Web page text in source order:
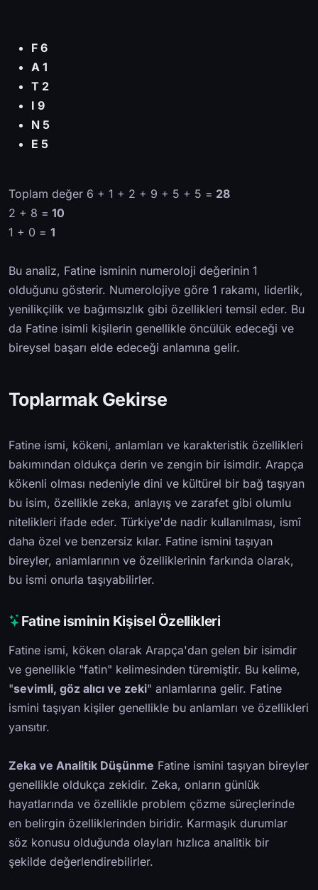
F 6
A 1
T 2
I 9
N 5
E 5
Toplam değer 6 + 1 + 2 + 9 + 5 + 5 = 28
2 + 8 = 10
1 + 0 = 1
Bu analiz, Fatine isminin numeroloji değerinin 1
olduğunu gösterir. Numerolojiye göre 1 rakamı, liderlik,
yenilikçilik ve bağımsızlık gibi özellikleri temsil eder. Bu
da Fatine isimli kişilerin genellikle öncülük edeceği ve
bireysel başarı elde edeceği anlamına gelir.
Toplarmak Gekirse
Fatine ismi, kökeni, anlamları ve karakteristik özellikleri
bakımından oldukça derin ve zengin bir isimdir. Arapça
kökenli olması nedeniyle dini ve kültürel bir bağ taşıyan
bu isim, özellikle zeka, anlayış ve zarafet gibi olumlu
nitelikleri ifade eder. Türkiye'de nadir kullanılması, ismî
daha özel ve benzersiz kılar. Fatine ismini taşıyan
bireyler, anlamlarının ve özelliklerinin farkında olarak,
bu ismi onurla taşıyabilirler.
Fatine isminin Kişisel Özellikleri
Fatine ismi, köken olarak Arapça'dan gelen bir isimdir
ve genellikle "fatin" kelimesinden türemiştir. Bu kelime,
"sevimli, göz alıcı ve zeki" anlamlarına gelir. Fatine
ismini taşıyan kişiler genellikle bu anlamları ve özellikleri
yansıtır.
Zeka ve Analitik Düşünme Fatine ismini taşıyan bireyler
genellikle oldukça zekidir. Zeka, onların günlük
hayatlarında ve özellikle problem çözme süreçlerinde
en belirgin özelliklerinden biridir. Karmaşık durumlar
söz konusu olduğunda olayları hızlıca analitik bir
şekilde değerlendirebilirler.